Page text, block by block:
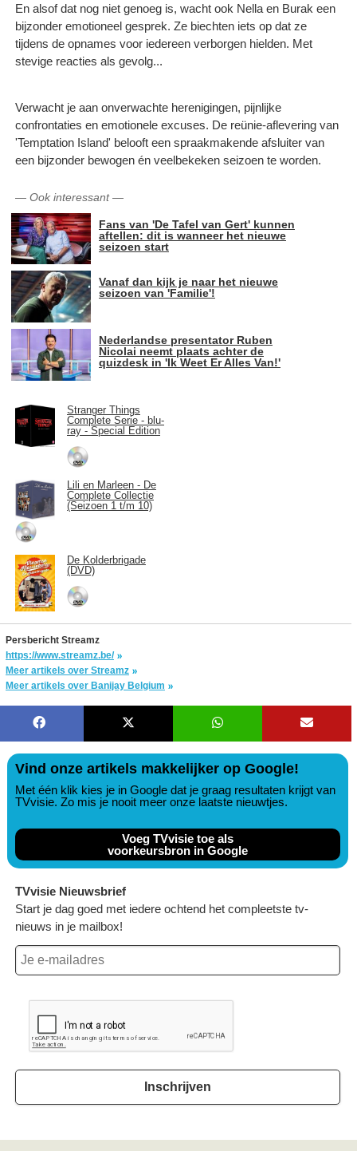
En alsof dat nog niet genoeg is, wacht ook Nella en Burak een
bijzonder emotioneel gesprek. Ze biechten iets op dat ze
tijdens de opnames voor iedereen verborgen hielden. Met
stevige reacties als gevolg...
Verwacht je aan onverwachte herenigingen, pijnlijke
confrontaties en emotionele excuses. De reünie-aflevering van
'Temptation Island' belooft een spraakmakende afsluiter van
een bijzonder bewogen én veelbekeken seizoen te worden.
— Ook interessant—
Fans van 'De Tafel van Gert' kunnen
aftellen: dit is wanneer het nieuwe
seizoen start
Vanaf dan kijk je naar het nieuwe
seizoen van 'Familie'!
Nederlandse presentator Ruben
Nicolai neemt plaats achter de
quizdesk in 'Ik Weet Er Alles Van!'
Stranger Things
Complete Serie - blu-
ray - Special Edition
Lili en Marleen - De
Complete Collectie
(Seizoen 1 t/m 10)
De Kolderbrigade
(DVD)
Persbericht Streamz
https://www.streamz.be/
Meer artikels over Streamz
Meer artikels over Banijay Belgium
Vind onze artikels makkelijker op Google!
Met één klik kies je in Google dat je graag resultaten krijgt van
TVvisie. Zo mis je nooit meer onze laatste nieuwtjes.
Voeg TVvisie toe als
voorkeursbron in Google
TVvisie Nieuwsbrief
Start je dag goed met iedere ochtend het compleetste tv-
nieuws in je mailbox!
Inschrijven